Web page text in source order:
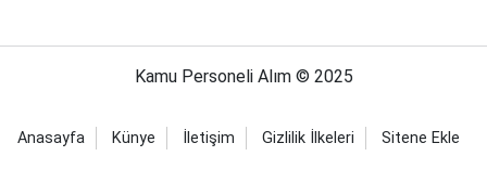
Kamu Personeli Alım © 2025
Anasayfa Künye İletişim Gizlilik İlkeleri Sitene Ekle